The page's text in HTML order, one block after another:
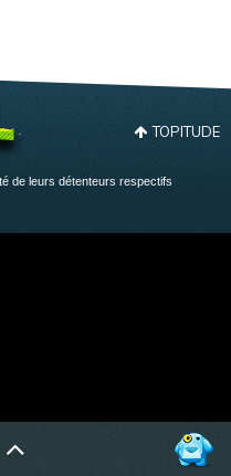
TOPITUDE
de leurs détenteurs respectifs